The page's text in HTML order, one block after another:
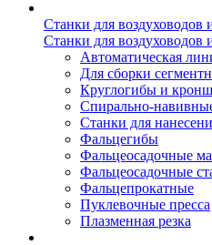
Станки для воздуховодов
Станки для воздуховодов
Автоматическая
Для сборки
Круглогибы и
Спирально-
Станки для
Фальцегибы
Фальцеосадочные
Фальцеосадочные
Фальцепрокатные
Пуклевочные пресса
Плазменная резка